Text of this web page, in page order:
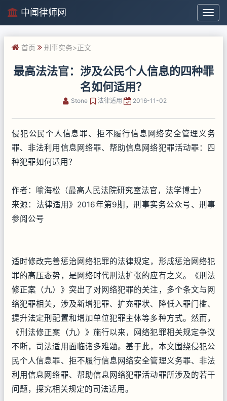
中
闻
律
中闻律师网
首页 刑事实务>正文
最高法法官：涉及公民个人信息的四种罪
名如何适用？
Stone 法律适用 2016-11-02
侵犯公民个人信息罪、拒不履行信息网络安全管理义务
罪、非法利用信息网络罪、帮助信息网络犯罪活动罪：四
种犯罪如何适用？
作者：喻海松（最高人民法院研究室法官，法学博士）
来源：法律适用》2016年第9期，刑事实务公众号、刑事
参阅公号
适时修改完善惩治网络犯罪的法律规定，形成惩治网络犯
罪的高压态势，是网络时代刑法扩张的应有之义。《刑法
修正案（九）》突出了对网络犯罪的关注，多个条文与网
络犯罪相关，涉及新增犯罪、扩充罪状、降低入罪门槛、
提升法定刑配置和增加单位犯罪主体等多种方式。然而，
《刑法修正案（九）》施行以来，网络犯罪相关规定争议
不断，司法适用面临诸多难题。基于此，本文围绕侵犯公
民个人信息罪、拒不履行信息网络安全管理义务罪、非法
利用信息网络罪、帮助信息网络犯罪活动罪所涉及的若干
问题，探究相关规定的司法适用。